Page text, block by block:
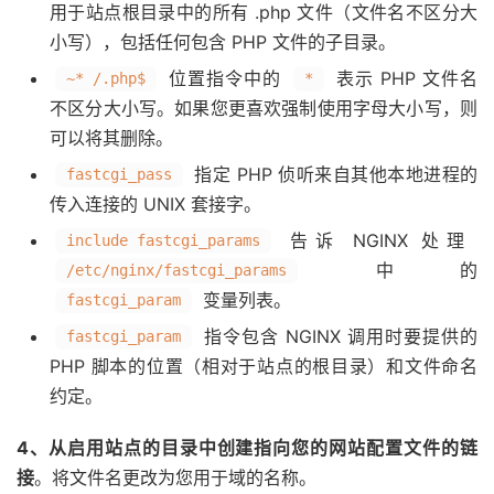
用于站点根目录中的所有 .php 文件（文件名不区分大
小写），包括任何包含 PHP 文件的子目录。
~* /.php$ 位置指令中的 *
表示 PHP 文件名
不区分大小写。如果您更喜欢强制使用字母大小写，则
可以将其删除。
fastcgi_pass
指定 PHP 侦听来自其他本地进程的
传入连接的 UNIX 套接字。
include fastcgi_params 告诉 NGINX 处理
/etc/nginx/fastcgi_params 中的
fastcgi_param 变量列表。
fastcgi_param
指令包含 NGINX 调用时要提供的
PHP 脚本的位置（相对于站点的根目录）和文件命名
约定。
4、从启用站点的目录中创建指向您的网站配置文件的链
接。将文件名更改为您用于域的名称。